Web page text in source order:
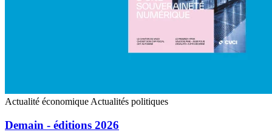
Actualité économique Actualités politiques
Demain - éditions 2026